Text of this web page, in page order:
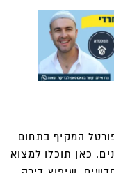
המקיף בתחום
כאן תוכלו למצוא